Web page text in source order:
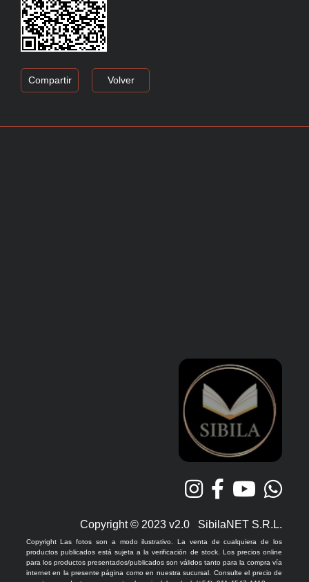
Compartir Volver
Copyright © 2023 v2.0 SibilaNET S.R.L.
Copyright Las fotos son a modo ilustrativo. La venta de cualquiera de los
productos publicados está sujeta a la verificación de stock. Los precios online
para los productos presentados/publicados son válidos tanto para la compra vía
internet en la presente página como en nuestra sucursal. Consulte el precio de